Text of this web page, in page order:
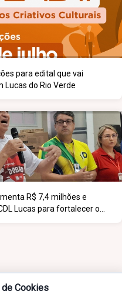
para edital que vai
Lucas do Rio Verde
R$ 7,4 milhões e
Lucas para fortalecer o
Cookies